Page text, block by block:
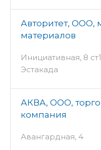
Авторитет, ООО,
материалов
Инициативная, 8
Эстакада
АКВА, ООО,
компания
Авангардная, 4